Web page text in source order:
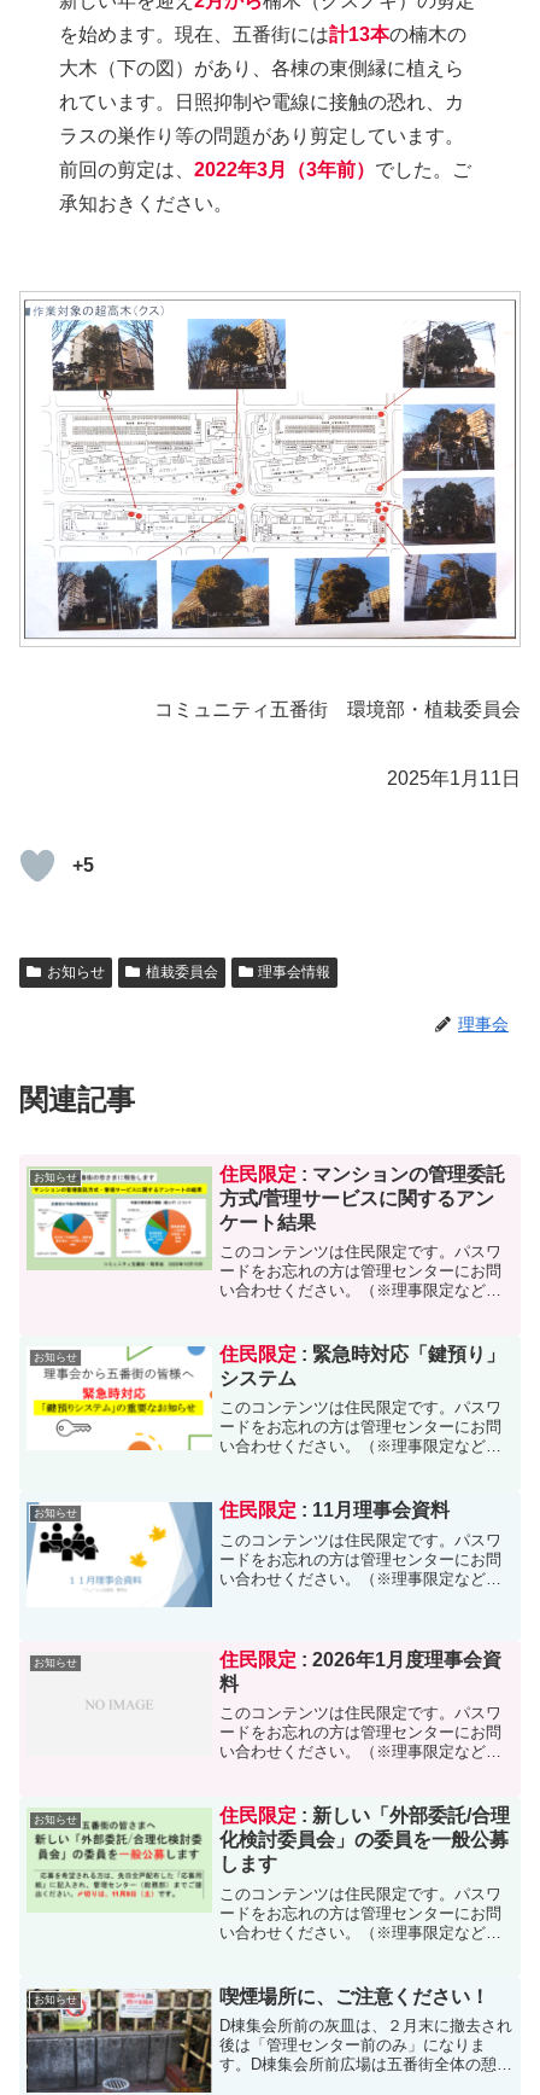
を始めます。現在、五番街には計13本の楠木の
大木（下の図）があり、各棟の東側縁に植えら
れています。日照抑制や電線に接触の恐れ、カ
ラスの巣作り等の問題があり剪定しています。
前回の剪定は、2022年3月（3年前） でした。ご
承知おきください。
コミュニティ五番街 環境部・植栽委員会
2025年1月11日
+5
お知らせ 植栽委員会 理事会情報
理事会
関連記事
お知らせ 住民限定 : マンションの管理委託
方式/菅理サービスに関するアン
ケート結果
このコンテンツは住民限定です。パスワ
ードをお忘れの方は管理センターにお問
い合わせください。（※理事限定など、
お知らせ 住民限定 : 緊急時対応「鍵預り」
システム
このコンテンツは住民限定です。パスワ
ードをお忘れの方は管理センターにお問
い合わせください。（※理事限定など、
お知らせ 住民限定 : 11月理事会資料
このコンテンツは住民限定です。パスワ
ードをお忘れの方は管理センターにお問
い合わせください。（※理事限定など、
お知らせ 住民限定 : 2026年1月度理事会資
料
このコンテンツは住民限定です。パスワ
ードをお忘れの方は管理センターにお問
い合わせください。（※理事限定など、
お知らせ 住民限定 : 新しい「外部委託/合理
化検討委員会」の委員を一般公募
します
このコンテンツは住民限定です。パスワ
ードをお忘れの方は管理センターにお問
い合わせください。（※理事限定など、
お知らせ 喫煙場所に、ご注意ください！
D棟集会所前の灰皿は、２月末に撤去され
後は「管理センター前のみ」になりま
す。D棟集会所前広場は五番街全体の憩い